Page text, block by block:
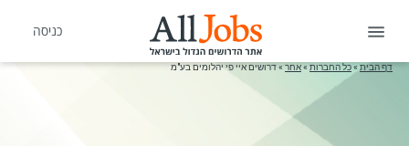
כניסה
דף הבית »כל החברות »אחר »דרושים איי פי יהלומים בע"מ